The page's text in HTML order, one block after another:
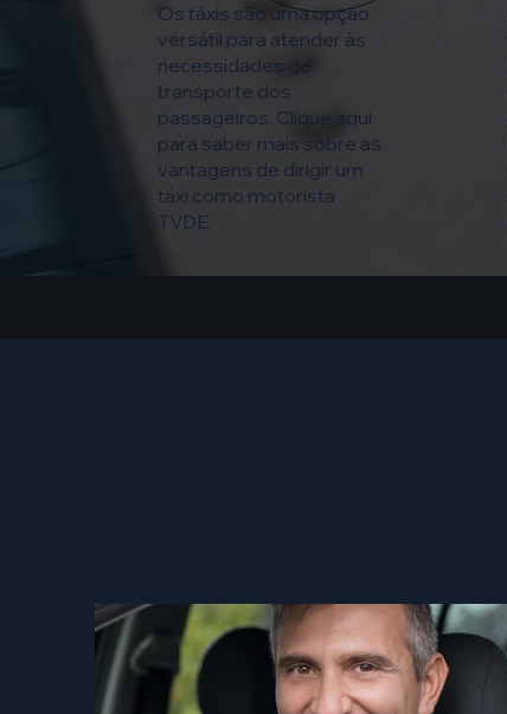
Os táxis são uma opção
versátil para atender às
necessidades de
transporte dos
passageiros. Clique aqui
para saber mais sobre as
vantagens de dirigir um
táxi como motorista
TVDE.